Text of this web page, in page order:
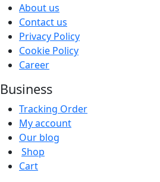
About us
Contact us
Privacy Policy
Cookie Policy
Career
Business
Tracking Order
My account
Our blog
Shop
Cart